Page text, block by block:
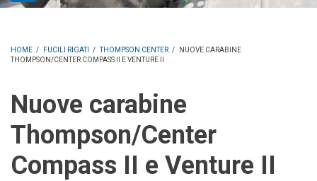
HOME / FUCILI RIGATI / THOMPSON CENTER /
NUOVE CARABINE
THOMPSON/CENTER COMPASS II E VENTURE II
Nuove carabine
Thompson/Center
Compass II e Venture II